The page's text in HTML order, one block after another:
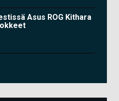
Asus ROG Kithara